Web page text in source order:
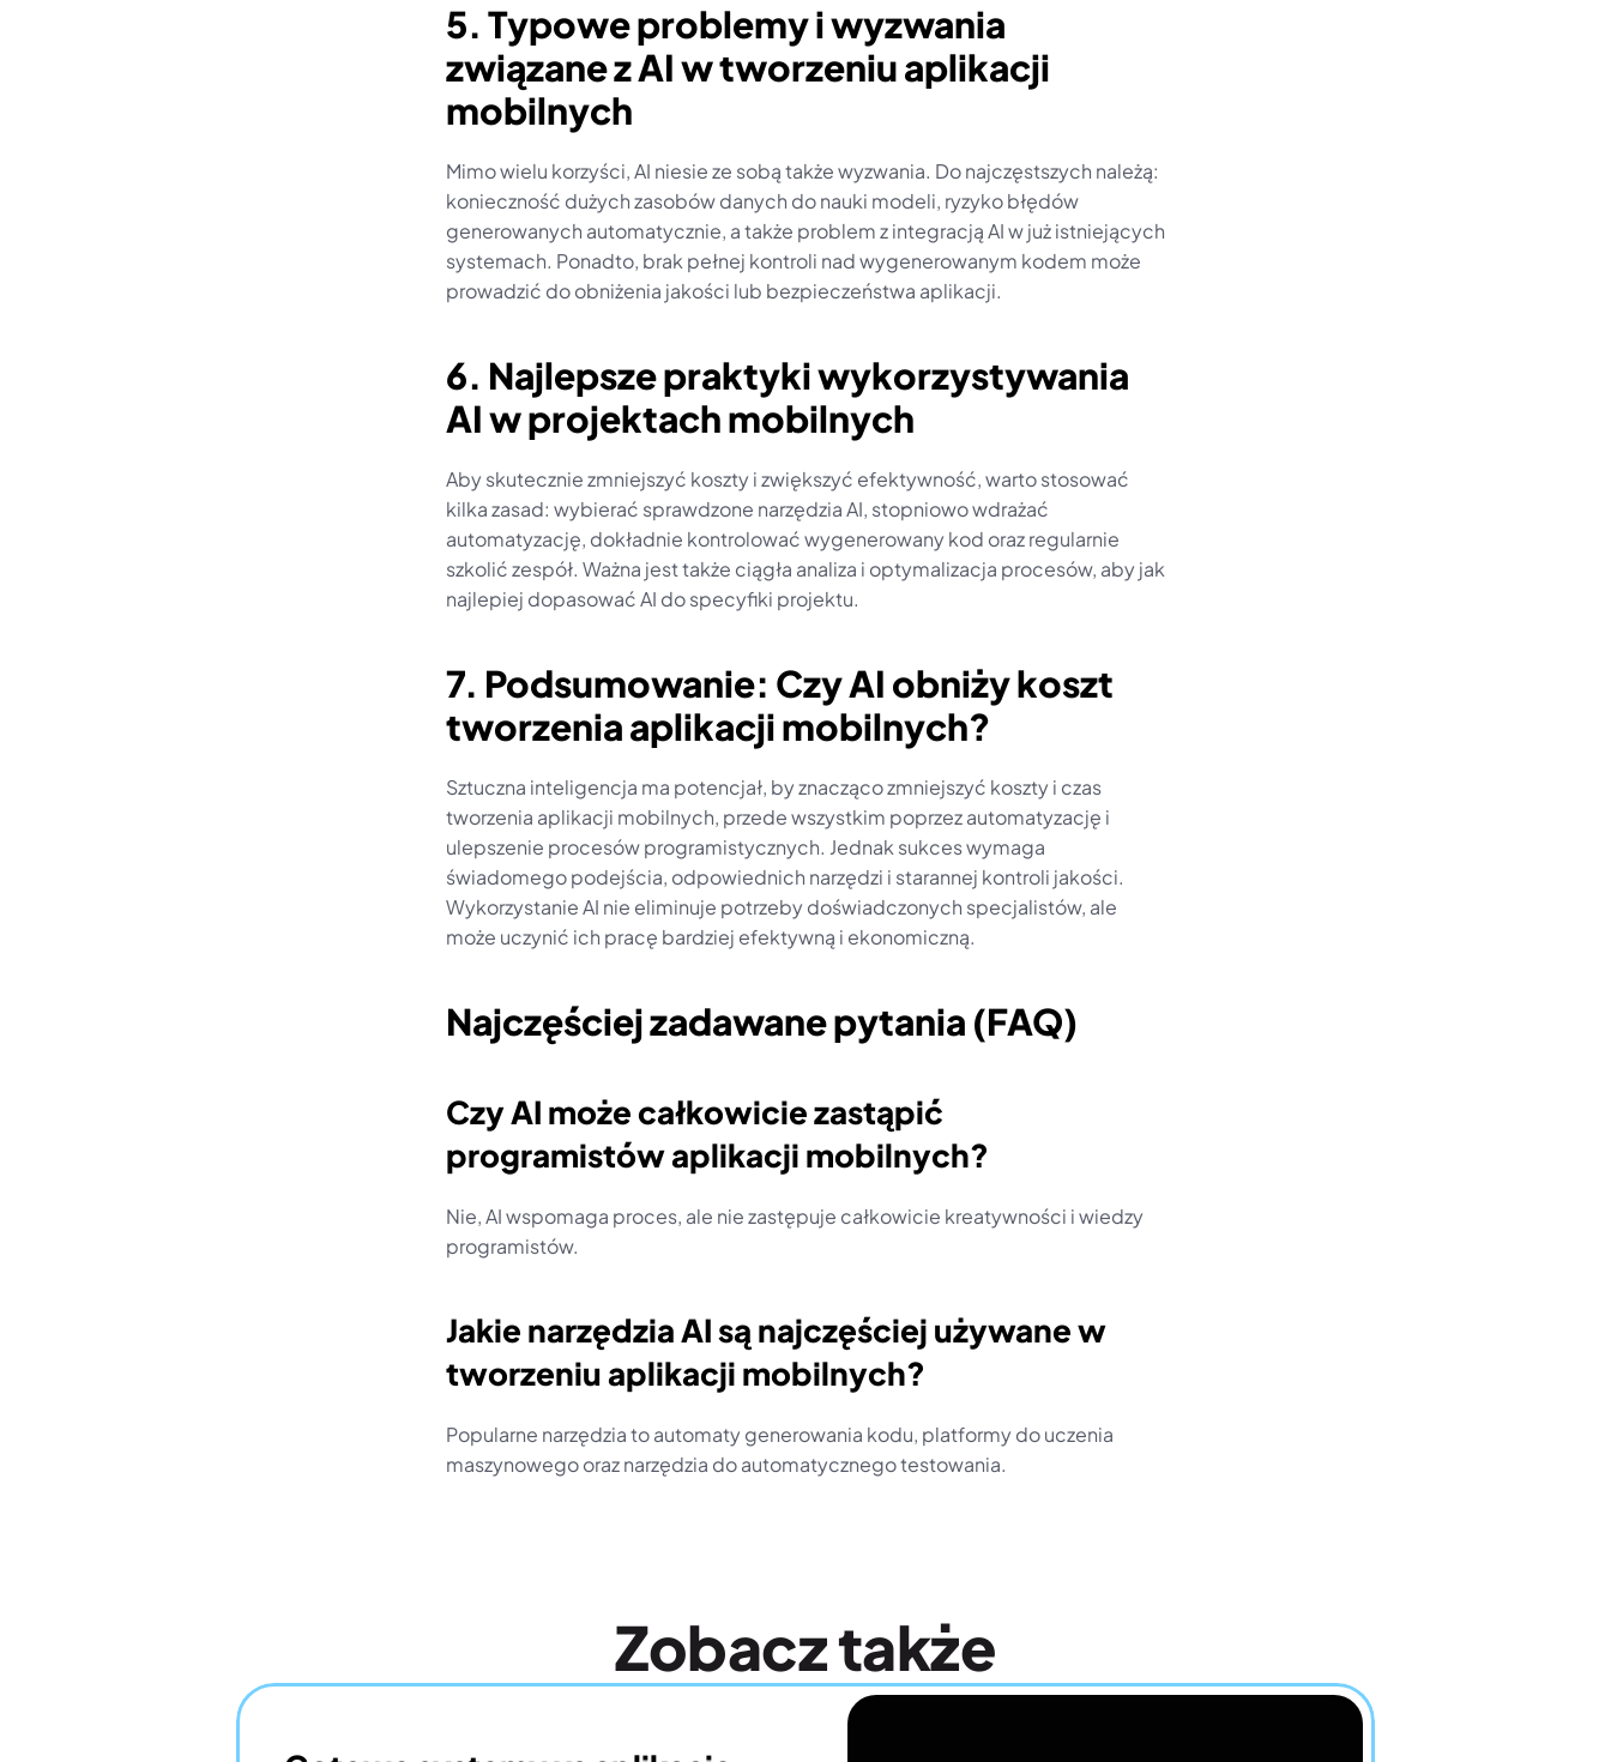
5. Typowe problemy i wyzwania
związane z AI w tworzeniu aplikacji
mobilnych
Mimo wielu korzyści, AI niesie ze sobą także wyzwania. Do najczęstszych należą:
konieczność dużych zasobów danych do nauki modeli, ryzyko błędów
generowanych automatycznie, a także problem z integracją AI w już istniejących
systemach. Ponadto, brak pełnej kontroli nad wygenerowanym kodem może
prowadzić do obniżenia jakości lub bezpieczeństwa aplikacji.
6. Najlepsze praktyki wykorzystywania
AI w projektach mobilnych
Aby skutecznie zmniejszyć koszty i zwiększyć efektywność, warto stosować
kilka zasad: wybierać sprawdzone narzędzia AI, stopniowo wdrażać
automatyzację, dokładnie kontrolować wygenerowany kod oraz regularnie
szkolić zespół. Ważna jest także ciągła analiza i optymalizacja procesów, aby jak
najlepiej dopasować AI do specyfiki projektu.
7. Podsumowanie: Czy AI obniży koszt
tworzenia aplikacji mobilnych?
Sztuczna inteligencja ma potencjał, by znacząco zmniejszyć koszty i czas
tworzenia aplikacji mobilnych, przede wszystkim poprzez automatyzację i
ulepszenie procesów programistycznych. Jednak sukces wymaga
świadomego podejścia, odpowiednich narzędzi i starannej kontroli jakości.
Wykorzystanie AI nie eliminuje potrzeby doświadczonych specjalistów, ale
może uczynić ich pracę bardziej efektywną i ekonomiczną.
Najczęściej zadawane pytania (FAQ)
Czy AI może całkowicie zastąpić
programistów aplikacji mobilnych?
Nie, AI wspomaga proces, ale nie zastępuje całkowicie kreatywności i wiedzy
programistów.
Jakie narzędzia AI są najczęściej używane w
tworzeniu aplikacji mobilnych?
Popularne narzędzia to automaty generowania kodu, platformy do uczenia
maszynowego oraz narzędzia do automatycznego testowania.
Zobacz także